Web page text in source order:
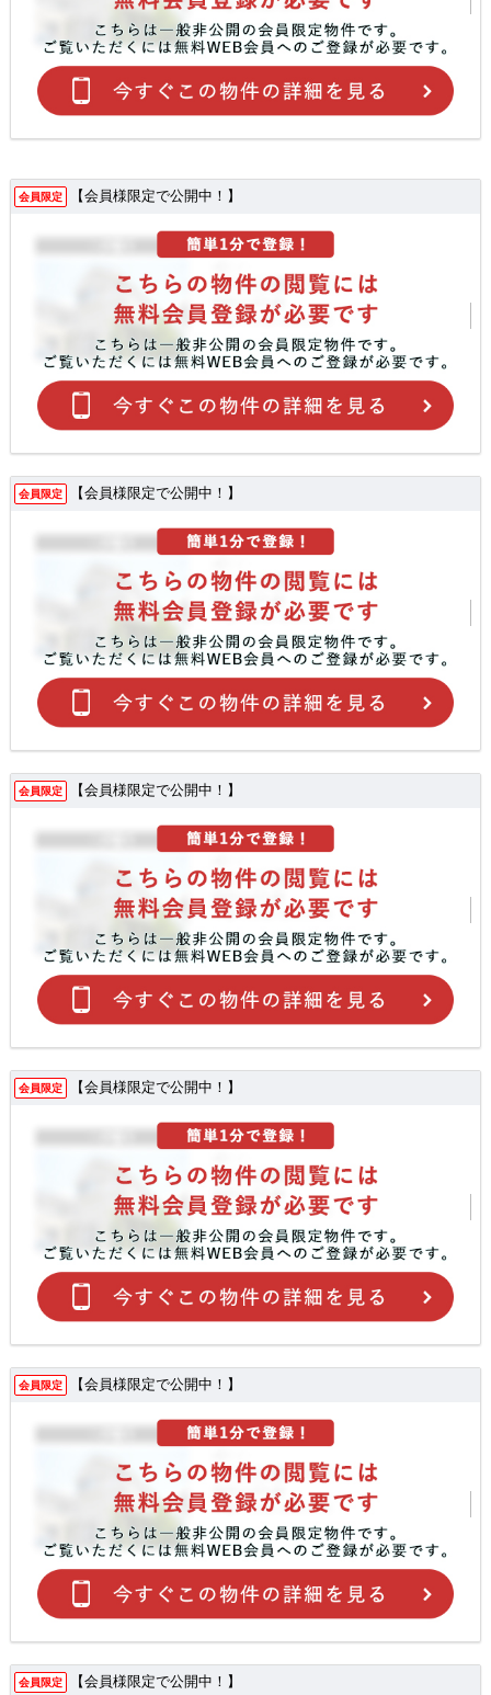
会員限定 【会員様限定で公開中！】
会員限定 【会員様限定で公開中！】
会員限定 【会員様限定で公開中！】
会員限定 【会員様限定で公開中！】
会員限定 【会員様限定で公開中！】
会員限定 【会員様限定で公開中！】